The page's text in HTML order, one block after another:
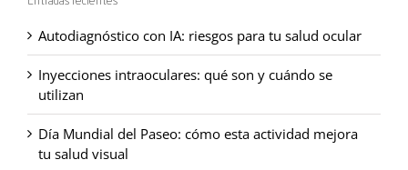
Autodiagnóstico con IA: riesgos para tu salud ocular
Inyecciones intraoculares: qué son y cuándo se
utilizan
Día Mundial del Paseo: cómo esta actividad mejora
tu salud visual